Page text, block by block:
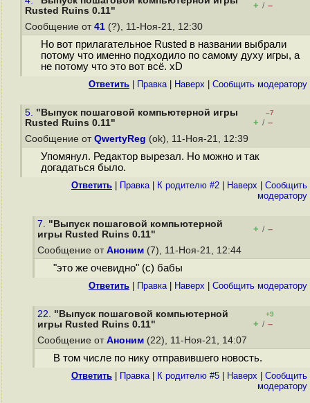
Rusted Ruins 0.11"
+ / –
Сообщение от 41 (?), 11-Ноя-21, 12:30
Но вот прилагательное Rusted в названии выбрали
потому что именно подходило по самому духу игры, а
не потому что это вот всё. xD
Ответить Правка| Наверх Cообщить модератору
5. "Выпуск пошаговой компьютерной игры
Rusted Ruins 0.11"
–7
+ / –
Сообщение от QwertyReg (ok), 11-Ноя-21, 12:39
Упомянул. Редактор вырезал. Но можно и так
догадаться было.
Ответить Правка| К родителю #2 Наверх
Cообщить
модератору
7. "Выпуск пошаговой компьютерной
игры Rusted Ruins 0.11"
+ / –
Сообщение от Аноним (7), 11-Ноя-21, 12:44
"это же очевидно" (с) бабы
Ответить Правка| Наверх Cообщить модератору
22. "Выпуск пошаговой компьютерной
игры Rusted Ruins 0.11"
+9
+ / –
Сообщение от Аноним (22), 11-Ноя-21, 14:07
В том числе по нику отправившего новость.
Ответить Правка| К родителю #5 Наверх
Cообщить
модератору